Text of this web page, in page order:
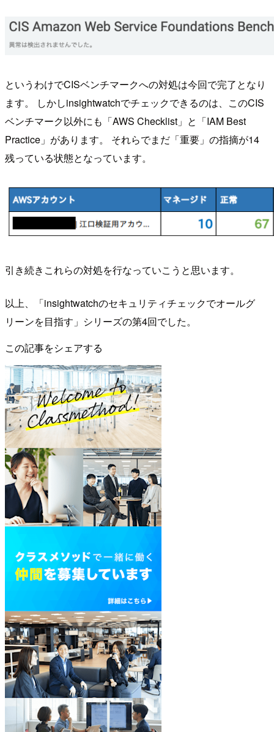
というわけでCISベンチマークへの対処は今回で完了となり
ます。 しかしinsightwatchでチェックできるのは、このCIS
ベンチマーク以外にも「AWS Checklist」と「IAM Best
Practice」があります。 それらでまだ「重要」の指摘が14
残っている状態となっています。
引き続きこれらの対処を行なっていこうと思います。
以上、「insightwatchのセキュリティチェックでオールグ
リーンを目指す」シリーズの第4回でした。
この記事をシェアする